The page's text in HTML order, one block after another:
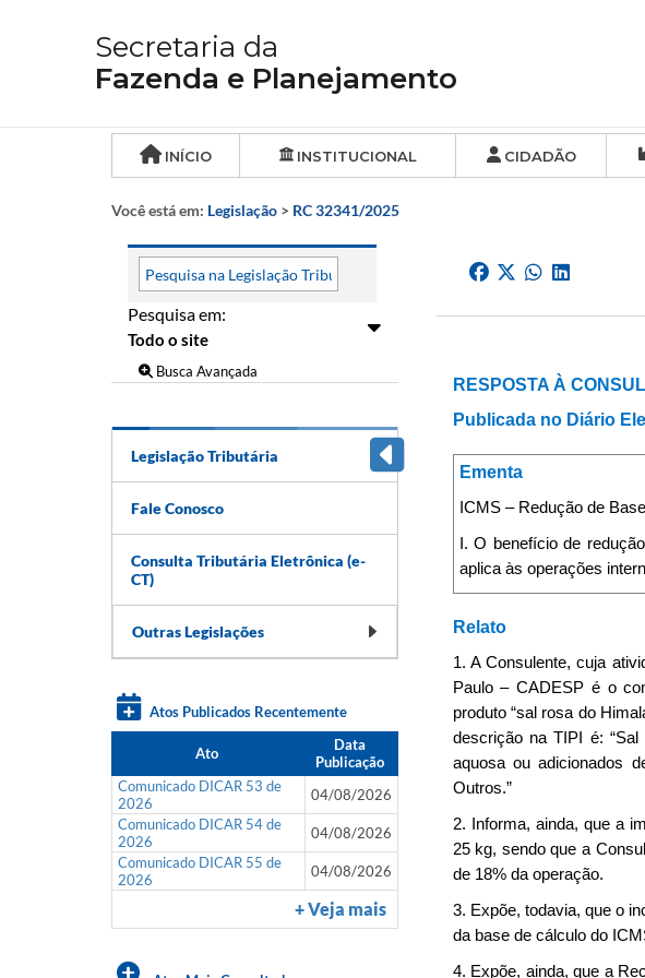
Secretaria da
Fazenda e Planejamento
INÍCIO INSTITUCIONAL CIDADÃO
Você está em: Legislação > RC 32341/2025
Pesquisa em:
Busca Avançada
Legislação Tributária
Fale Conosco
Consulta Tributária Eletrônica (e-
CT)
Outras Legislações
Atos Publicados Recentemente
Ato
Data
Publicação
Comunicado DICAR 53 de
2026
04/08/2026
Comunicado DICAR 54 de
2026
04/08/2026
Comunicado DICAR 55 de
2026
04/08/2026
+ Veja mais
RESPOSTA À
Publicada no Diário
Ementa
ICMS – Redução de
I. O benefício de
aplica às operações
Relato
1. A Consulente, cuja
Paulo – CADESP é o
produto “sal rosa do
descrição na TIPI é:
aquosa ou adicionados
Outros.”
2. Informa, ainda, que a
25 kg, sendo que a
de 18% da operação.
3. Expõe, todavia, que o
da base de cálculo do
4. Expõe, ainda, que a